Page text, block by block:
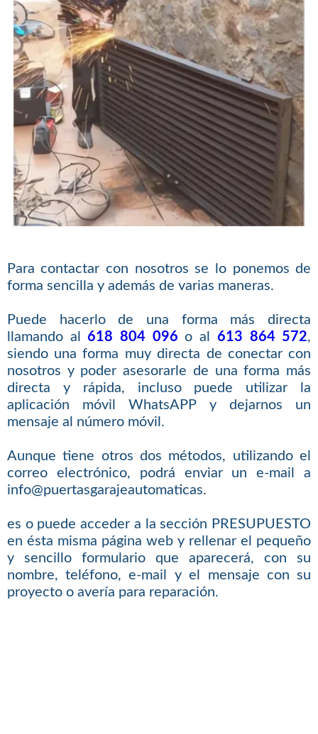
Para contactar con nosotros se lo ponemos de
forma sencilla y además de varias maneras.
Puede hacerlo de una forma más directa
llamando al618 804 096 o al 613 864 572,
siendo una forma muy directa de conectar con
nosotros y poder asesorarle de una forma más
directa y rápida, incluso puede utilizar la
aplicación móvil WhatsAPP y dejarnos un
mensaje al número móvil.
Aunque tiene otros dos métodos, utilizando el
correo electrónico, podrá enviar un e-mail a
info@puertasgarajeautomaticas.
es o puede acceder a la sección PRESUPUESTO
en ésta misma página web y rellenar el pequeño
y sencillo formulario que aparecerá, con su
nombre, teléfono, e-mail y el mensaje con su
proyecto o avería para reparación.